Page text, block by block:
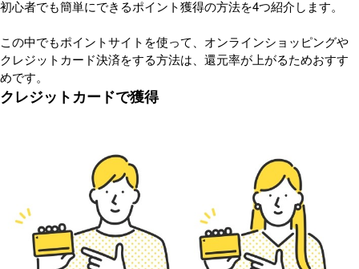
初心者でも簡単にできるポイント獲得の方法を4つ紹介します。
この中でもポイントサイトを使って、オンラインショッピングや
クレジットカード決済をする方法は、還元率が上がるためおすす
めです。
クレジットカードで獲得